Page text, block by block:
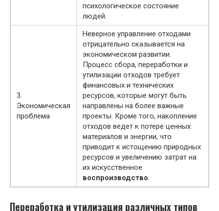
психологическое состояние
людей.
3.
Экономическая
проблема
Неверное управление отходами
отрицательно сказывается на
экономическом развитии.
Процесс сбора, переработки и
утилизации отходов требует
финансовых и технических
ресурсов, которые могут быть
направлены на более важные
проекты. Кроме того, накопление
отходов ведет к потере ценных
материалов и энергии, что
приводит к истощению природных
ресурсов и увеличению затрат на
их искусственное
воспроизводство.
Переработка и утилизация различных типов